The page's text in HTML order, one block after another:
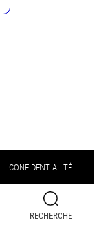
CONFIDENTIALITÉ
RECHERCHE